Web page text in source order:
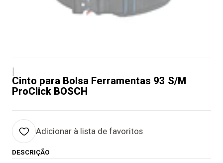
Cinto para Bolsa Ferramentas 93 S/M
ProClick BOSCH
Adicionar à lista de favoritos
DESCRIÇÃO